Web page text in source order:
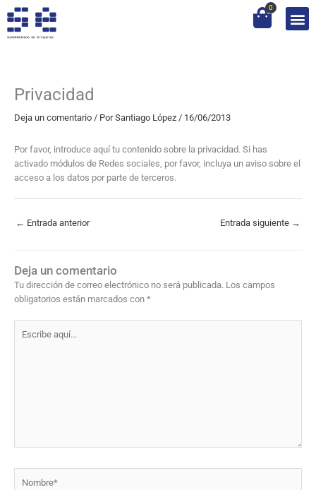
contenido
0
Privacidad
Deja un comentario / PorSantiago López / 16/06/2013
Por favor, introduce aquí tu contenido sobre la privacidad. Si has
activado módulos de Redes sociales, por favor, incluya un aviso sobre el
acceso a los datos por parte de terceros.
← Entrada anterior Entrada siguiente →
Deja un comentario
Tu dirección de correo electrónico no será publicada. Los campos
obligatorios están marcados con *
aquí...